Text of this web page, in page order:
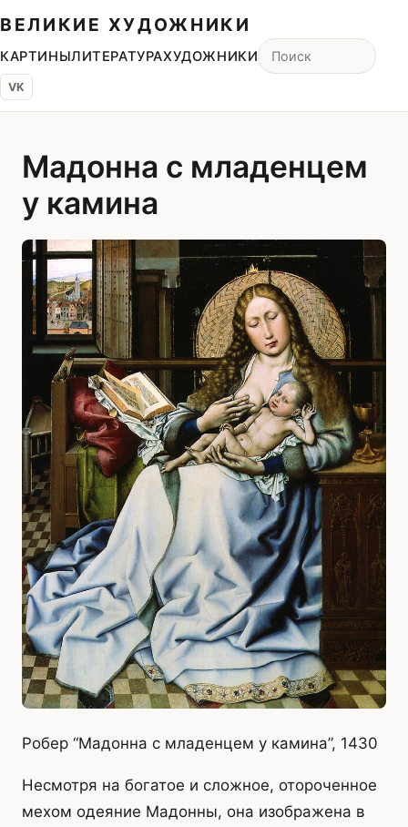
ВЕЛИКИЕ ХУДОЖНИКИ
КАРТИНЫЛИТЕРАТУРАХУДОЖНИКИ
VK
Мадонна с младенцем
у камина
Робер “Мадонна с младенцем у камина”, 1430
Несмотря на богатое и сложное, отороченное
мехом одеяние Мадонны, она изображена в